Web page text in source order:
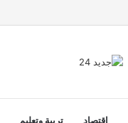
اقتصاد تربية وتعليم